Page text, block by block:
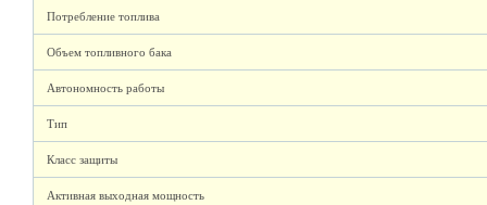
Потребление топлива
Объем топливного бака
Автономность работы
Тип
Класс защиты
Активная выходная мощность